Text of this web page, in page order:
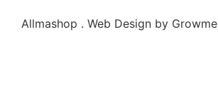
Allmashop . Web Design by Growme